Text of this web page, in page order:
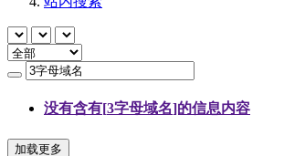
没有含有[3字母域名]的信息内容
加载更多